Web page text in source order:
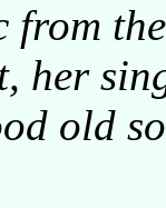
from
her
old